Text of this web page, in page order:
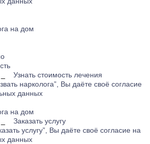
на дом
Узнать стоимость лечения
нарколога”, Вы даёте своё согласие
данных
на дом
Заказать услугу
услугу”, Вы даёте своё согласие на
данных